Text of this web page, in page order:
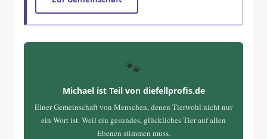
🐾
Michael ist Teil von diefellprofis.de
Einer Gemeinschaft von Menschen, denen Tierwohl nicht nur
ein Wort ist. Weil ein gesundes, glückliches Tier auf allen
Ebenen stimmen muss.